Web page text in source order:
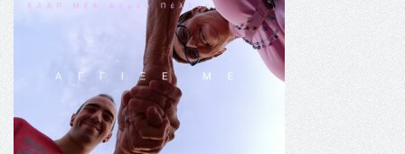
Το πρόγραμμα του ΠΑΟΚ στον δεύτερο γύρο του
Champions League!
Όλυμπος: Εντάχθηκε στον Κατάλογο Παγκόσμιας
Κληρονομιάς της UNESCO – Ομόφωνη η απόφαση Ο
Όλυμπος αναγνωρίστηκε ως φυσικό και πολιτιστικό
αγαθό εξέχουσας οικουμενικής αξίας για την
ανθρωπότητα